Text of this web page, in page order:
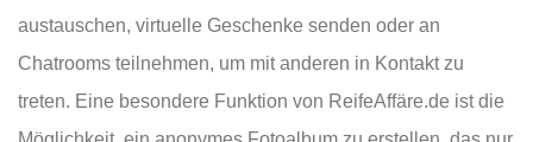
austauschen, virtuelle Geschenke senden oder an
Chatrooms teilnehmen, um mit anderen in Kontakt zu
treten. Eine besondere Funktion von ReifeAffäre.de ist die